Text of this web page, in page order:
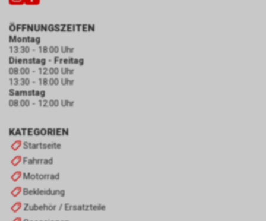
KATEGORIEN
Startseite
Fahrrad
Motorrad
Bekleidung
Zubehör / Ersatzteile
ÖFFNUNGSZEITEN
Montag
13:30 - 18:00 Uhr
Dienstag - Freitag
08:00 - 12:00 Uhr
13:30 - 18:00 Uhr
Samstag
08:00 - 12:00 Uhr